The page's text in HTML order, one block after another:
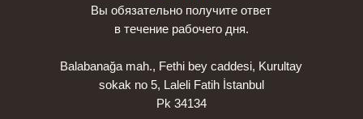
Вы обязательно получите ответ
в течение рабочего дня.
Balabanağa mah., Fethi bey caddesi, Kurultay
sokak no 5, Laleli Fatih İstanbul
Pk 34134